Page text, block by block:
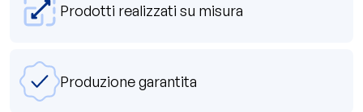
Prodotti realizzati su misura
Produzione garantita